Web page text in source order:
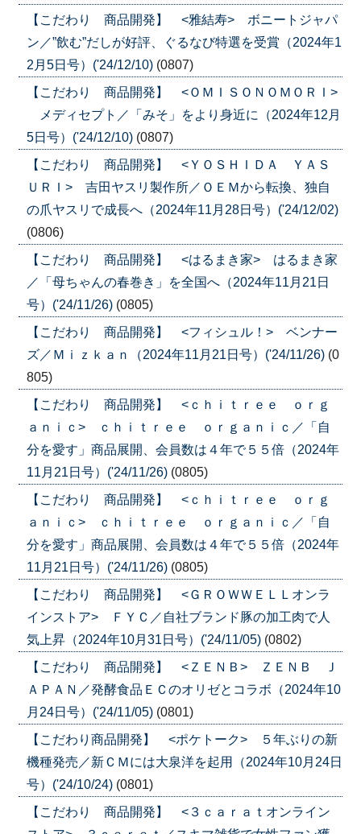
【こだわり 商品開発】 <雅結寿> ボニートジャパ
ン／”飲む”だしが好評、ぐるなび特選を受賞（2024年1
2月5日号）('24/12/10) (0807)
【こだわり 商品開発】 <ＯＭＩＳＯＮＯＭＯＲＩ>
メディセプト／「みそ」をより身近に（2024年12月
5日号）('24/12/10) (0807)
【こだわり 商品開発】 <ＹＯＳＨＩＤＡ ＹＡＳ
ＵＲＩ> 吉田ヤスリ製作所／ＯＥＭから転換、独自
の爪ヤスリで成長へ（2024年11月28日号）('24/12/02)
(0806)
【こだわり 商品開発】 <はるまき家> はるまき家
／「母ちゃんの春巻き」を全国へ（2024年11月21日
号）('24/11/26) (0805)
【こだわり 商品開発】 <フィシュル！> ベンナー
ズ／Ｍｉｚｋａｎ（2024年11月21日号）('24/11/26) (0
805)
【こだわり 商品開発】 <ｃｈｉｔｒｅｅ ｏｒｇ
ａｎｉｃ> ｃｈｉｔｒｅｅ ｏｒｇａｎｉｃ／「自
分を愛す」商品展開、会員数は４年で５５倍（2024年
11月21日号）('24/11/26) (0805)
【こだわり 商品開発】 <ｃｈｉｔｒｅｅ ｏｒｇ
ａｎｉｃ> ｃｈｉｔｒｅｅ ｏｒｇａｎｉｃ／「自
分を愛す」商品展開、会員数は４年で５５倍（2024年
11月21日号）('24/11/26) (0805)
【こだわり 商品開発】 <ＧＲＯＷＷＥＬＬオンラ
インストア> ＦＹＣ／自社ブランド豚の加工肉で人
気上昇（2024年10月31日号）('24/11/05) (0802)
【こだわり 商品開発】 <ＺＥＮＢ> ＺＥＮＢ Ｊ
ＡＰＡＮ／発酵食品ＥＣのオリゼとコラボ（2024年10
月24日号）('24/11/05) (0801)
【こだわり商品開発】 <ポケトーク> ５年ぶりの新
機種発売／新ＣＭには大泉洋を起用（2024年10月24日
号）('24/10/24) (0801)
【こだわり 商品開発】 <３ｃａｒａｔオンライン